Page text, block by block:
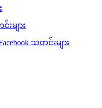
များ
သတင်းများ